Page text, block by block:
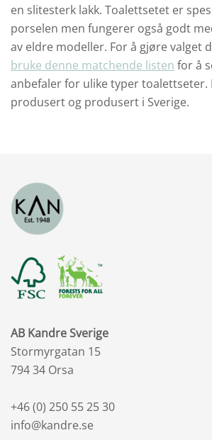
en slitesterk lakk. Toalettsetet er
porselen men fungerer også godt
av eldre modeller. For å gjøre valget
bruke denne matchende listen for å
anbefaler for ulike typer toalettseter.
produsert og produsert i Sverige.
AB Kandre Sverige
Stormyrgatan 15
794 34 Orsa
+46 (0) 250 55 25 30
info@kandre.se